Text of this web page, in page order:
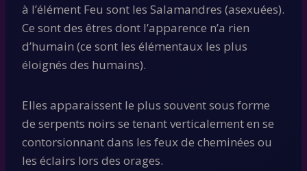
à l’élément Feu sont les Salamandres (asexuées).
Ce sont des êtres dont l’apparence n’a rien
d’humain (ce sont les élémentaux les plus
éloignés des humains).
Elles apparaissent le plus souvent sous forme
de serpents noirs se tenant verticalement en se
contorsionnant dans les feux de cheminées ou
les éclairs lors des orages.